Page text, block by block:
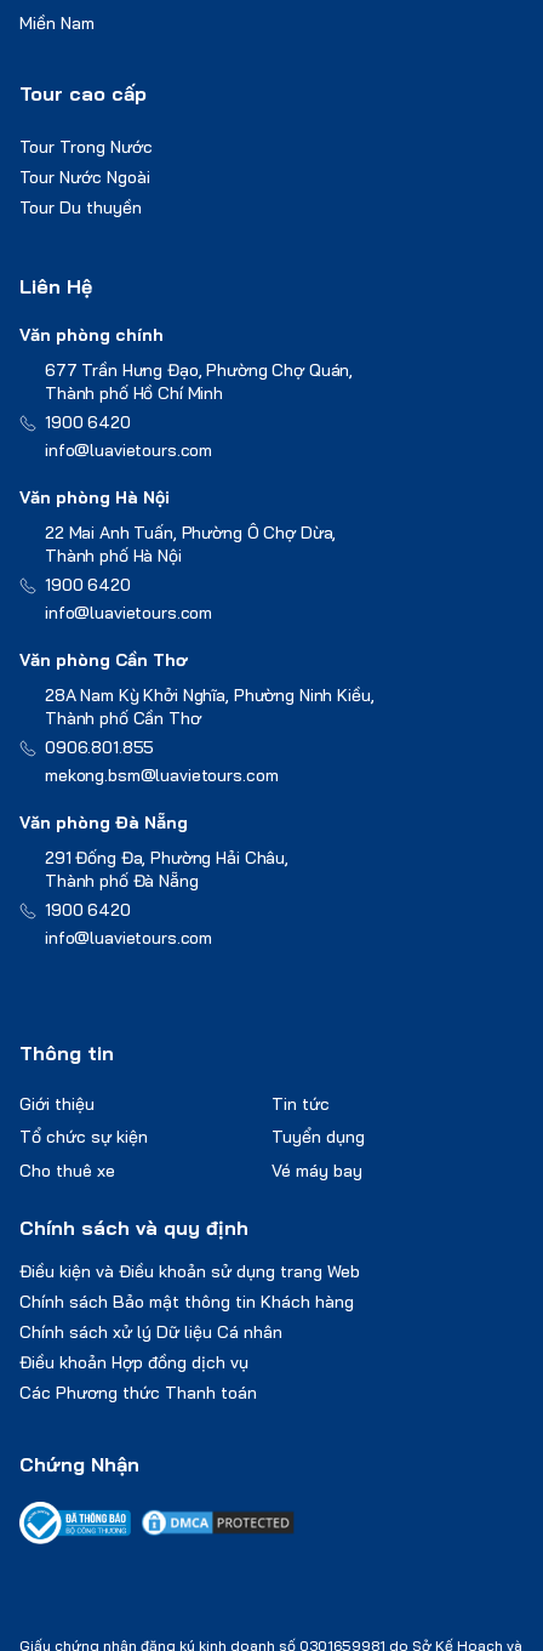
Miền Nam
Tour cao cấp
Tour Trong Nước
Tour Nước Ngoài
Tour Du thuyền
Chứng Nhận
Giấy chứng nhận đăng ký kinh doanh số 0301659981 do Sở Kế Hoạch và
Liên Hệ
Văn phòng chính
677 Trần Hưng Đạo, Phường Chợ Quán,
Thành phố Hồ Chí Minh
1900 6420
info@luavietours.com
Văn phòng Hà Nội
22 Mai Anh Tuấn, Phường Ô Chợ Dừa,
Thành phố Hà Nội
1900 6420
info@luavietours.com
Văn phòng Cần Thơ
28A Nam Kỳ Khởi Nghĩa, Phường Ninh Kiều,
Thành phố Cần Thơ
0906.801.855
mekong.bsm@luavietours.com
Văn phòng Đà Nẵng
291 Đống Đa, Phường Hải Châu,
Thành phố Đà Nẵng
1900 6420
info@luavietours.com
Thông tin
Giới thiệu
Tổ chức sự kiện
Cho thuê xe
Vé máy bay
Tin tức
Tuyển dụng
Chính sách và quy định
Điều kiện và Điều khoản sử dụng trang Web
Chính sách Bảo mật thông tin Khách hàng
Chính sách xử lý Dữ liệu Cá nhân
Điều khoản Hợp đồng dịch vụ
Các Phương thức Thanh toán